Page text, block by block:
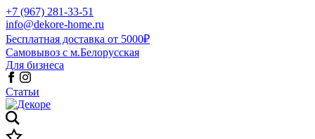
+7 (967) 281-33-51
info@dekore-home.ru
Бесплатная доставка от 5000₽
Самовывоз с м.Белорусская
Для бизнеса
Статьи